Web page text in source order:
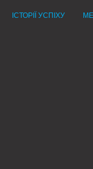
ІСТОРІЇ УСПІХУ